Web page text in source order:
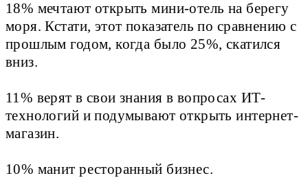
18% мечтают открыть мини-отель на берегу
моря. Кстати, этот показатель по сравнению с
прошлым годом, когда было 25%, скатился
вниз.
11% верят в свои знания в вопросах ИТ-
технологий и подумывают открыть интернет-
магазин.
10% манит ресторанный бизнес.